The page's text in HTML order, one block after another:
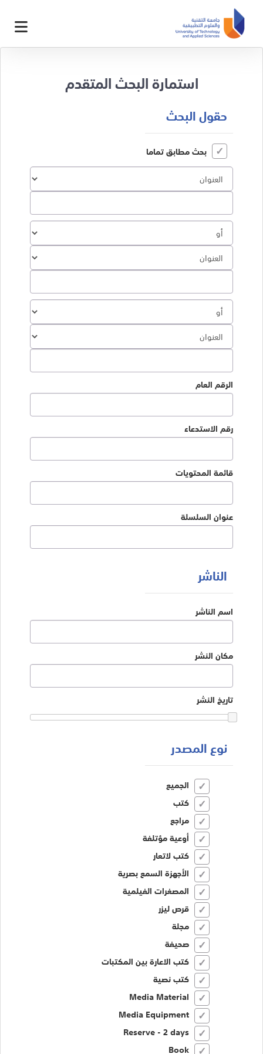
استمارة البحث المتقدم
حقول البحث
بحث مطابق تماما
الرقم العام
رقم الاستدعاء
قائمة المحتويات
عنوان السلسلة
الناشر
اسم الناشر
مكان النشر
تاريخ النشر
نوع المصدر
الجميع
كتب
مراجع
أوعية مؤتلفة
كتب لاتعار
الأجهزة السمع بصرية
المصغرات الفيلمية
قرص ليزر
مجلة
صحيفة
كتب الاعارة بين المكتبات
كتب نصية
Media Material
Media Equipment
Reserve - 2 days
Book